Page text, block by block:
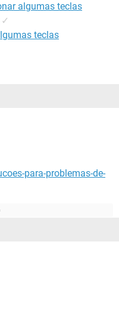
algumas teclas
✓
teclas
para-problemas-de-